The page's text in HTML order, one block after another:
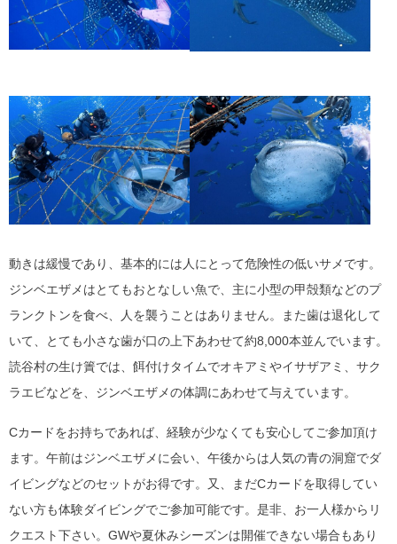
動きは緩慢であり、基本的には人にとって危険性の低いサメです。
ジンベエザメはとてもおとなしい魚で、主に小型の甲殻類などのプ
ランクトンを食べ、人を襲うことはありません。また歯は退化して
いて、とても小さな歯が口の上下あわせて約8,000本並んでいます。
読谷村の生け簀では、餌付けタイムでオキアミやイサザアミ、サク
ラエビなどを、ジンベエザメの体調にあわせて与えています。
Cカードをお持ちであれば、経験が少なくても安心してご参加頂け
ます。午前はジンベエザメに会い、午後からは人気の青の洞窟でダ
イビングなどのセットがお得です。又、まだCカードを取得してい
ない方も体験ダイビングでご参加可能です。是非、お一人様からリ
クエスト下さい。GWや夏休みシーズンは開催できない場合もあり